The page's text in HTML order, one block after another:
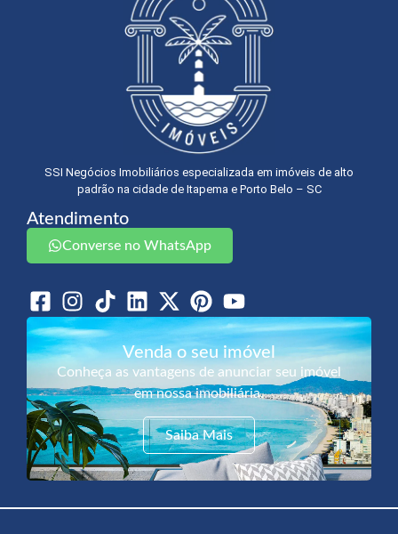
SSI Negócios Imobiliários especializada em imóveis de alto
padrão na cidade de Itapema e Porto Belo – SC
Atendimento
Converse no WhatsApp
Venda o seu imóvel
Conheça as vantagens de anunciar seu imóvel
em nossa imobiliária.
Saiba Mais